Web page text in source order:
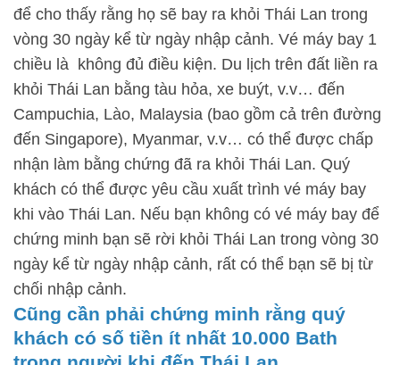
để cho thấy rằng họ sẽ bay ra khỏi Thái Lan trong
vòng 30 ngày kể từ ngày nhập cảnh. Vé máy bay 1
chiều là không đủ điều kiện. Du lịch trên đất liền ra
khỏi Thái Lan bằng tàu hỏa, xe buýt, v.v… đến
Campuchia, Lào, Malaysia (bao gồm cả trên đường
đến Singapore), Myanmar, v.v… có thể được chấp
nhận làm bằng chứng đã ra khỏi Thái Lan. Quý
khách có thể được yêu cầu xuất trình vé máy bay
khi vào Thái Lan. Nếu bạn không có vé máy bay để
chứng minh bạn sẽ rời khỏi Thái Lan trong vòng 30
ngày kể từ ngày nhập cảnh, rất có thể bạn sẽ bị từ
chối nhập cảnh.
Cũng cần phải chứng minh rằng quý
khách có số tiền ít nhất 10.000 Bath